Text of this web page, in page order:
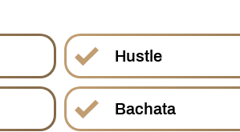
Hustle
Bachata